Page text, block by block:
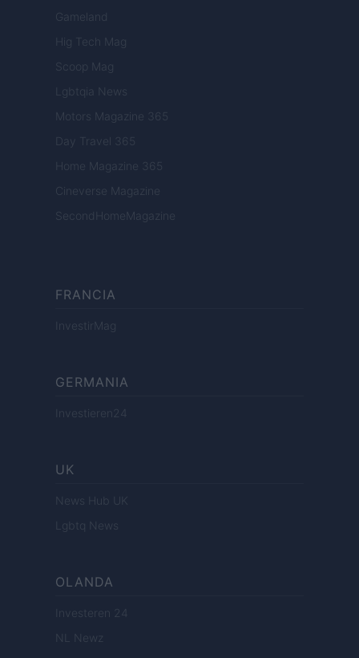
Gameland
Hig Tech Mag
Scoop Mag
Lgbtqia News
Motors Magazine 365
Day Travel 365
Home Magazine 365
Cineverse Magazine
SecondHomeMagazine
FRANCIA
InvestirMag
GERMANIA
Investieren24
UK
News Hub UK
Lgbtq News
OLANDA
Investeren 24
NL Newz